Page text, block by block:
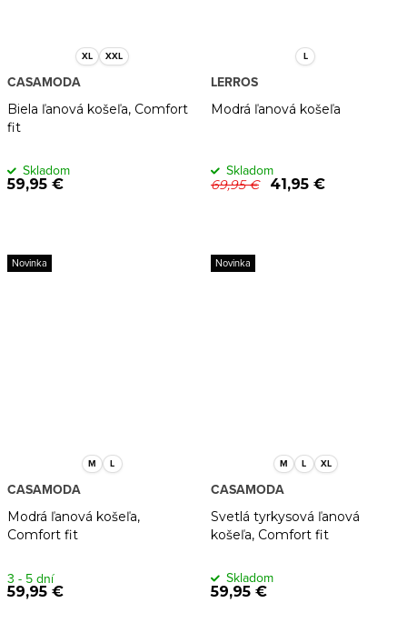
XL XXL
Biela ľanová košeľa, Comfort
fit
CASAMODA
59,95 €
Skladom
L
Modrá ľanová košeľa
LERROS
69,95 € 41,95 €
Skladom
Novinka
M L
Modrá ľanová košeľa,
Comfort fit
CASAMODA
59,95 €
3 - 5 dní
Novinka
M L XL
Svetlá tyrkysová ľanová
košeľa, Comfort fit
CASAMODA
59,95 €
Skladom